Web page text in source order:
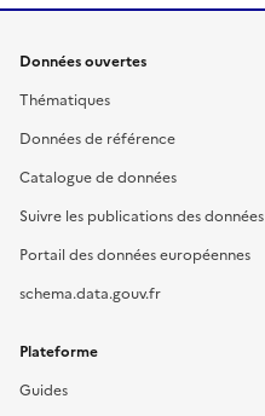
Données ouvertes
Thématiques
Données de référence
Catalogue de données
Suivre les publications des données
Portail des données européennes
schema.data.gouv.fr
Plateforme
Guides